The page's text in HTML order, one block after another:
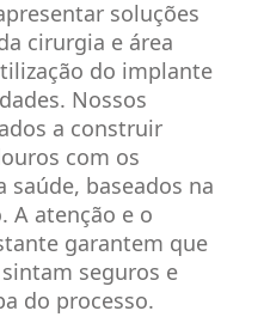
soluções
cirurgia e área
do implante
Nossos
a construir
com os
saúde, baseados na
A atenção e o
garantem que
seguros e
do processo.